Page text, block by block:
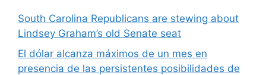
South Carolina Republicans are stewing about
Lindsey Graham’s old Senate seat
El dólar alcanza máximos de un mes en
presencia de las persistentes posibilidades de